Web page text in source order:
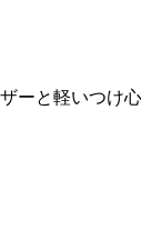
ーと軽いつけ